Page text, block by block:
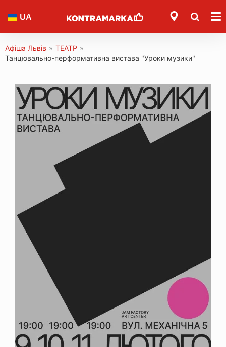
UA
Афіша Львів » ТЕАТР »
Танцювально-перформативна вистава "Уроки музики"